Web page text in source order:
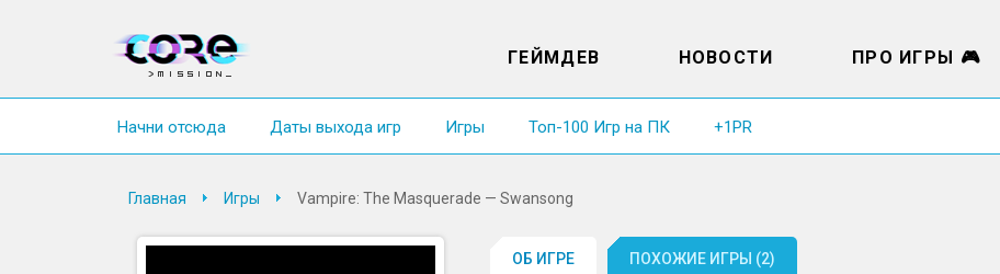
ГЕЙМДЕВ НОВОСТИ ПРО ИГРЫ 🎮
Начни отсюда Даты выхода игр Игры Топ-100 Игр на ПК +1PR
Главная Игры Vampire: The Masquerade — Swansong
ОБ ИГРЕ ПОХОЖИЕ ИГРЫ (2)